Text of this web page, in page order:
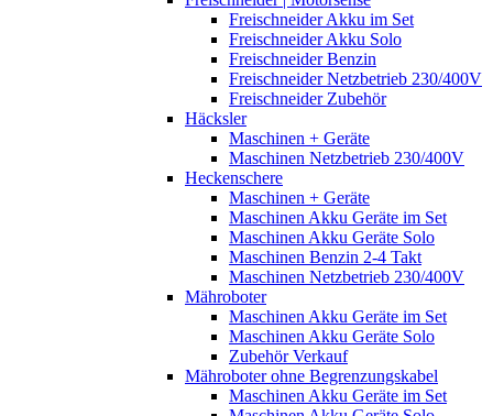
Freischneider Akku im Set
Freischneider Akku Solo
Freischneider Benzin
Freischneider Netzbetrieb 230/400V
Freischneider Zubehör
Häcksler
Maschinen + Geräte
Maschinen Netzbetrieb 230/400V
Heckenschere
Maschinen + Geräte
Maschinen Akku Geräte im Set
Maschinen Akku Geräte Solo
Maschinen Benzin 2-4 Takt
Maschinen Netzbetrieb 230/400V
Mähroboter
Maschinen Akku Geräte im Set
Maschinen Akku Geräte Solo
Zubehör Verkauf
Mähroboter ohne Begrenzungskabel
Maschinen Akku Geräte im Set